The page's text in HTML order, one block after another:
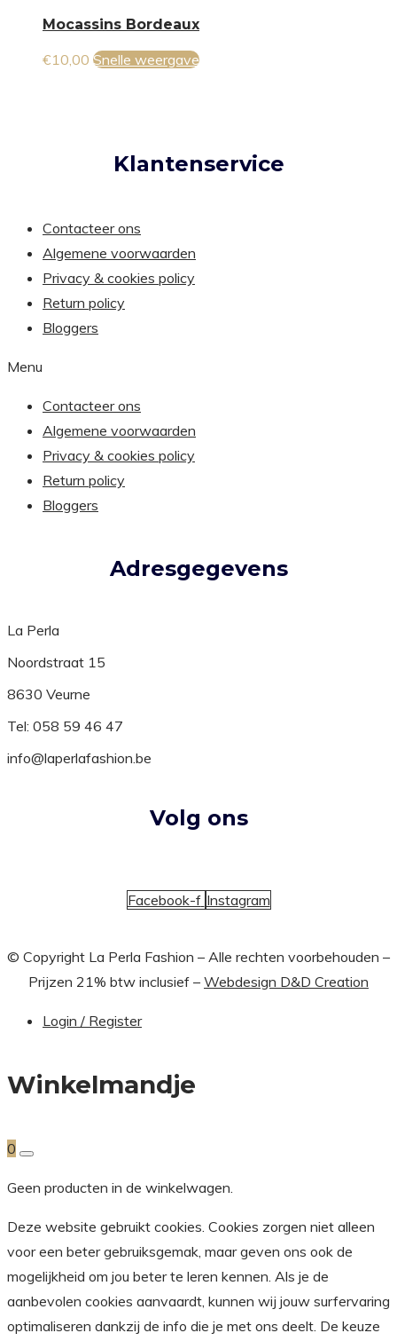
productpagina
kan
worden
variaties.
gekozen
productpagina
Mocassins Bordeaux
€10,00 Snelle weergave
Klantenservice
Contacteer ons
Algemene voorwaarden
Privacy & cookies policy
Return policy
Bloggers
Menu
Contacteer ons
Algemene voorwaarden
Privacy & cookies policy
Return policy
Bloggers
Adresgegevens
La Perla
Noordstraat 15
8630 Veurne
Tel: 058 59 46 47
info@laperlafashion.be
Volg ons
Facebook-f Instagram
© Copyright La Perla Fashion – Alle rechten voorbehouden –
Prijzen 21% btw inclusief – Webdesign D&D Creation
Login / Register
Winkelmandje
0
Geen producten in de winkelwagen.
Deze website gebruikt cookies. Cookies zorgen niet alleen
voor een beter gebruiksgemak, maar geven ons ook de
mogelijkheid om jou beter te leren kennen. Als je de
aanbevolen cookies aanvaardt, kunnen wij jouw surfervaring
optimaliseren dankzij de info die je met ons deelt. De keuze